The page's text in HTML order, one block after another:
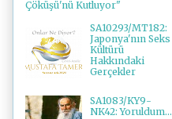
Çöküşü'nü Kutluyor"
SA10293/MT182:
Japonya'nın Seks
Kültürü
Hakkındaki
Gerçekler
SA1083/KY9-
NK42: Yoruldum...